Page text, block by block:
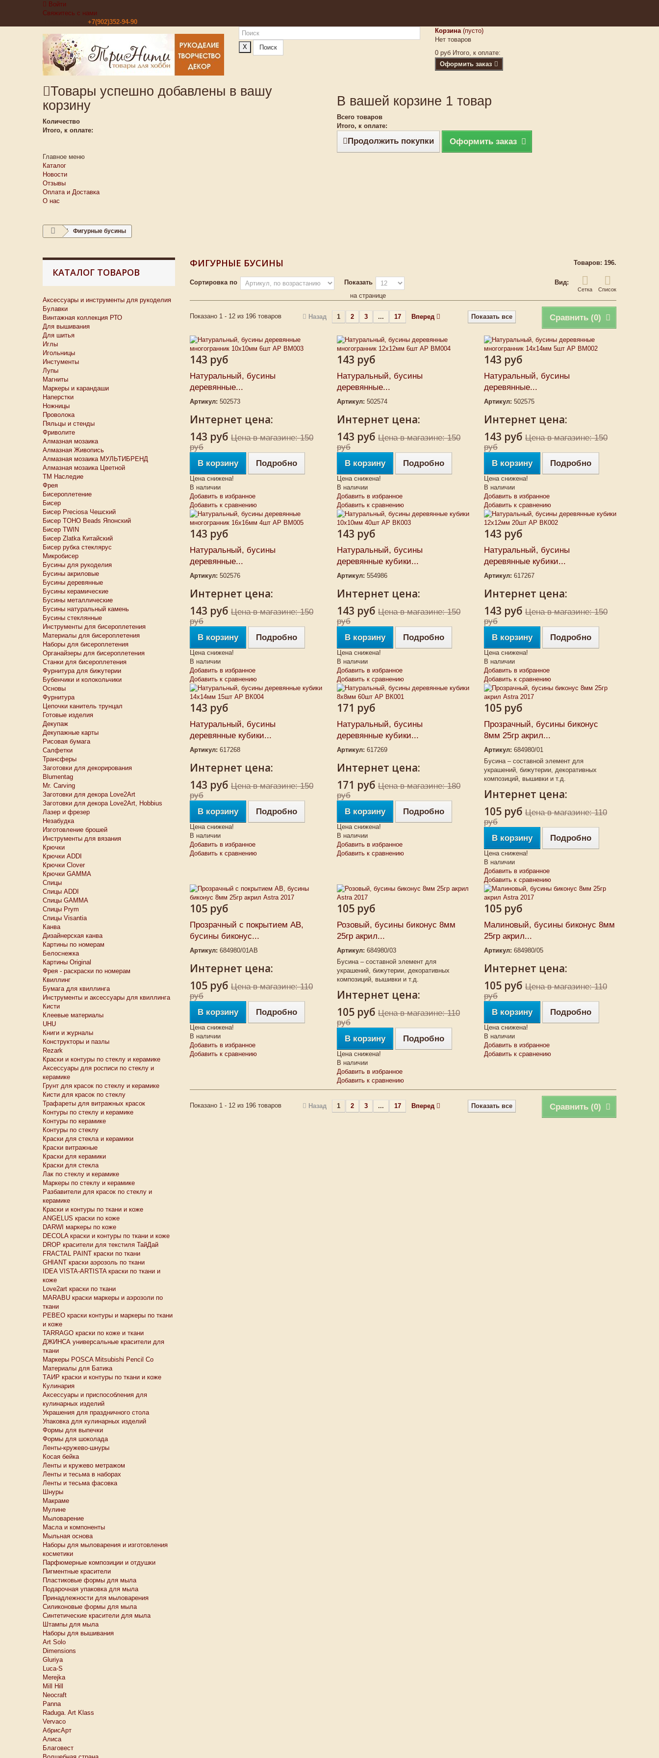
Войти
Свяжитесь с нами
+7(902)352-94-90
X Поиск
Корзина (пусто)
Нет товаров
0 руб Итого, к оплате:
Оформить заказ
Товары успешно добавлены в вашу
корзину
Количество
Итого, к оплате:
В вашей корзине 1 товар
Всего товаров
Итого, к оплате:
Продолжить покупки Оформить заказ
Главное меню
Каталог
Новости
Отзывы
Оплата и Доставка
О нас
Фигурные бусины
КАТАЛОГ ТОВАРОВ
Аксессуары и инструменты для рукоделия
Булавки
Винтажная коллекция РТО
Для вышивания
Для шитья
Иглы
Игольницы
Инстументы
Лупы
Магниты
Маркеры и карандаши
Наперстки
Ножницы
Проволока
Пяльцы и стенды
Фриволите
Алмазная мозаика
Алмазная Живопись
Алмазная мозаика МУЛЬТИБРЕНД
Алмазная мозаика Цветной
ТМ Наследие
Фрея
Бисероплетение
Бисер
Бисер Preciosa Чешский
Бисер TOHO Beads Японский
Бисер TWIN
Бисер Zlatka Китайский
Бисер рубка стеклярус
Микробисер
Бусины для рукоделия
Бусины акриловые
Бусины деревянные
Бусины керамические
Бусины металлические
Бусины натуральный камень
Бусины стеклянные
Инструменты для бисероплетения
Материалы для бисероплетения
Наборы для бисероплетения
Органайзеры для бисероплетения
Станки для бисероплетения
Фурнитура для бижутерии
Бубенчики и колокольчики
Основы
Фурнитура
Цепочки канитель трунцал
Готовые изделия
Декупаж
Декупажные карты
Рисовая бумага
Салфетки
Трансферы
Заготовки для декорирования
Blumentag
Mr. Carving
Заготовки для декора Love2Art
Заготовки для декора Love2Art, Hobbius
Лазер и фрезер
Незабудка
Изготовление брошей
Инструменты для вязания
Крючки
Крючки ADDI
Крючки Clover
Крючки GAMMA
Спицы
Спицы ADDI
Спицы GAMMA
Спицы Prym
Спицы Visantia
Канва
Дизайнерская канва
Картины по номерам
Белоснежкa
Картины Original
Фрея - раскраски по номерам
Квиллинг
Бумага для квиллинга
Инструменты и аксессуары для квиллинга
Кисти
Клеевые материалы
UHU
Книги и журналы
Конструкторы и пазлы
Rezark
Краски и контуры по стеклу и керамике
Аксессуары для росписи по стеклу и
керамике
Грунт для красок по стеклу и керамике
Кисти для красок по стеклу
Трафареты для витражных красок
Контуры по стеклу и керамике
Контуры по керамике
Контуры по стеклу
Краски для стекла и керамики
Краски витражные
Краски для керамики
Краски для стекла
Лак по стеклу и керамике
Маркеры по стеклу и керамике
Разбавители для красок по стеклу и
керамике
Краски и контуры по ткани и коже
ANGELUS краски по коже
DARWI маркеры по коже
DECOLA краски и контуры по ткани и коже
DROP красители для текстиля ТайДай
FRACTAL PAINT краски по ткани
GHIANT краски аэрозоль по ткани
IDEA VISTA-ARTISTA краски по ткани и
коже
Love2art краски по ткани
MARABU краски маркеры и аэрозоли по
ткани
PEBEO краски контуры и маркеры по ткани
и коже
TARRAGO краски по коже и ткани
ДЖИНСА универсальные красители для
ткани
Маркеры POSCA Mitsubishi Pencil Co
Материалы для Батика
ТАИР краски и контуры по ткани и коже
Кулинария
Аксессуары и приспособления для
кулинарных изделий
Украшения для праздничного стола
Упаковка для кулинарных изделий
Формы для выпечки
Формы для шоколада
Ленты-кружево-шнуры
Косая бейка
Ленты и кружево метражом
Ленты и тесьма в наборах
Ленты и тесьма фасовка
Шнуры
Макраме
Мулине
Мыловарение
Масла и компоненты
Мыльная основа
Наборы для мыловарения и изготовления
косметики
Парфюмерные композиции и отдушки
Пигментные красители
Пластиковые формы для мыла
Подарочная упаковка для мыла
Принадлежности для мыловарения
Силиконовые формы для мыла
Синтетические красители для мыла
Штампы для мыла
Наборы для вышивания
Art Solo
Dimensions
Gluriya
Luca-S
Merejka
Mill Hill
Neocraft
Panna
Raduga. Art Klass
Vervaco
АбрисАрт
Алиса
Благовест
ФИГУРНЫЕ БУСИНЫ Товаров: 196.
Вид:
Сетка Список
Сортировка по
Показать
на странице
Сравнить (0)
Показать все
Назад 1 2 3 ... 17 Вперед
Показано 1 - 12 из 196 товаров
143 руб
Натуральный, бусины
деревянные...
Артикул: 502573
Интернет цена:
143 руб Цена в магазине: 150
руб
В корзину
Подробно
Цена снижена!
В наличии
Добавить в избранное
Добавить к сравнению
143 руб
Натуральный, бусины
деревянные...
Артикул: 502574
Интернет цена:
143 руб Цена в магазине: 150
руб
В корзину
Подробно
Цена снижена!
В наличии
Добавить в избранное
Добавить к сравнению
143 руб
Натуральный, бусины
деревянные...
Артикул: 502575
Интернет цена:
143 руб Цена в магазине: 150
руб
В корзину
Подробно
Цена снижена!
В наличии
Добавить в избранное
Добавить к сравнению
143 руб
Натуральный, бусины
деревянные...
Артикул: 502576
Интернет цена:
143 руб Цена в магазине: 150
руб
В корзину
Подробно
Цена снижена!
В наличии
Добавить в избранное
Добавить к сравнению
143 руб
Натуральный, бусины
деревянные кубики...
Артикул: 554986
Интернет цена:
143 руб Цена в магазине: 150
руб
В корзину
Подробно
Цена снижена!
В наличии
Добавить в избранное
Добавить к сравнению
143 руб
Натуральный, бусины
деревянные кубики...
Артикул: 617267
Интернет цена:
143 руб Цена в магазине: 150
руб
В корзину
Подробно
Цена снижена!
В наличии
Добавить в избранное
Добавить к сравнению
143 руб
Натуральный, бусины
деревянные кубики...
Артикул: 617268
Интернет цена:
143 руб Цена в магазине: 150
руб
В корзину
Подробно
Цена снижена!
В наличии
Добавить в избранное
Добавить к сравнению
171 руб
Натуральный, бусины
деревянные кубики...
Артикул: 617269
Интернет цена:
171 руб Цена в магазине: 180
руб
В корзину
Подробно
Цена снижена!
В наличии
Добавить в избранное
Добавить к сравнению
105 руб
Прозрачный, бусины биконус
8мм 25гр акрил...
Артикул: 684980/01
Бусина – составной элемент для
украшений, бижутерии, декоративных
композиций, вышивки и т.д.
Интернет цена:
105 руб Цена в магазине: 110
руб
В корзину
Подробно
Цена снижена!
В наличии
Добавить в избранное
Добавить к сравнению
105 руб
Прозрачный с покрытием АВ,
бусины биконус...
Артикул: 684980/01АВ
Интернет цена:
105 руб Цена в магазине: 110
руб
В корзину
Подробно
Цена снижена!
В наличии
Добавить в избранное
Добавить к сравнению
105 руб
Розовый, бусины биконус 8мм
25гр акрил...
Артикул: 684980/03
Бусина – составной элемент для
украшений, бижутерии, декоративных
композиций, вышивки и т.д.
Интернет цена:
105 руб Цена в магазине: 110
руб
В корзину
Подробно
Цена снижена!
В наличии
Добавить в избранное
Добавить к сравнению
105 руб
Малиновый, бусины биконус 8мм
25гр акрил...
Артикул: 684980/05
Интернет цена:
105 руб Цена в магазине: 110
руб
В корзину
Подробно
Цена снижена!
В наличии
Добавить в избранное
Добавить к сравнению
Сравнить (0)
Показать все
Назад 1 2 3 ... 17 Вперед
Показано 1 - 12 из 196 товаров